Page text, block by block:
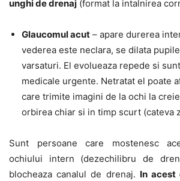
unghi de drenaj (format la intalnirea
Glaucomul acut – apare durerea
vederea este neclara, se dilata
varsaturi. El evolueaza repede si
medicale urgente. Netratat el poate
care trimite imagini de la ochi la
orbirea chiar si in timp scurt (cateva
Sunt persoane care mostenesc
ochiului intern (dezechilibru de
blocheaza canalul de drenaj. In acest